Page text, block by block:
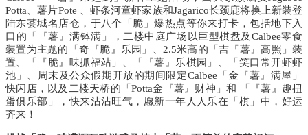
Potta 、薯片Pote 虾条河童虾家族和Jagarico长颈鹿将换上新装登
陆东荟城名店仓，于八个「脆」爆热点等你来打卡，包括地下入
口的 「『薯』满钵满」， 二楼中庭广场以巨型棋盘及 Calbee零食
装置为主题的 「奇 『脆』乐园 」、 2.5米高的「吉『薯』高照」装
置、
「『脆』味抓福站」
、「『薯』乐棋园」、「笑口常开虾虾
池」、
周末及公众假期开放的期间限定Calbee 「金『薯』满屋」
快闪店， 以及二楼天桥的 「Potta金『薯』财神」和
「『薯』趣扭
蛋俱乐部」
，快来沾沾旺气，愿新一年人人乐在「棋」中，好运
齐来！